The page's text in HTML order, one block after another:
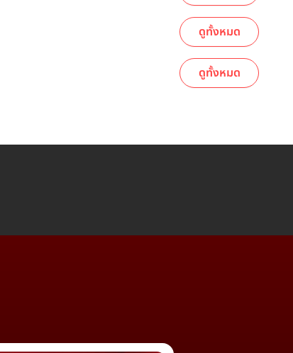
ดูทั้งหมด
ดูทั้งหมด